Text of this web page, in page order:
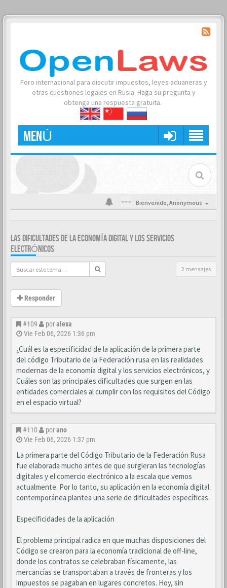
Foro internacional para discutir impuestos, leyes aduaneras y
otras cuestiones legales en Rusia. Haga su pregunta y
obtenga una respuesta gratuita.
MENÚ
Bienvenido,Anonymous
LAS DIFICULTADES DE LA ECONOMÍA DIGITAL Y LOS SERVICIOS
ELECTRÓNICOS
2 mensajes
Responder
#109 poralexa
Vie Feb 06, 2026 1:36 pm
¿Cuál es la especificidad de la aplicación de la primera parte
del código Tributario de la Federación rusa en las realidades
modernas de la economía digital y los servicios electrónicos, y
Cuáles son las principales dificultades que surgen en las
entidades comerciales al cumplir con los requisitos del Código
en el espacio virtual?
#110 porano
Vie Feb 06, 2026 1:37 pm
La primera parte del Código Tributario de la Federación Rusa
fue elaborada mucho antes de que surgieran las tecnologías
digitales y el comercio electrónico a la escala que vemos
actualmente. Por lo tanto, su aplicación en la economía digital
contemporánea plantea una serie de dificultades específicas.
Especificidades de la aplicación
El problema principal radica en que muchas disposiciones del
Código se crearon para la economía tradicional de off-line,
donde los contratos se celebraban físicamente, las
mercancías se transportaban a través de fronteras y los
impuestos se pagaban en lugares concretos. Hoy, sin